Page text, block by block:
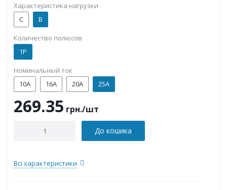
Характеристика нагрузки
C
B
Количество полюсов
1P
Номинальный ток
10А
16А 20А 25А
269.35 грн./шт
До кошика
Всі характеристики